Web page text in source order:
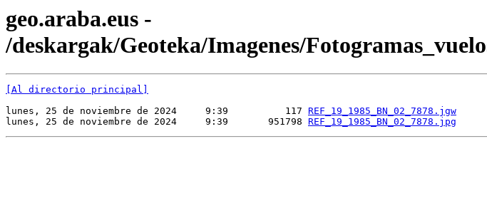
geo.araba.eus -
/deskargak/Geoteka/Imagenes/
[Al directorio principal]
lunes, 25 de noviembre de 2024     9:39          117 REF_19_1985_BN_02_7878.jgw
lunes, 25 de noviembre de 2024     9:39       951798 REF_19_1985_BN_02_7878.jpg